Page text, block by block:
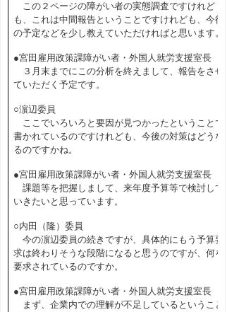
この２ページの障がい者の実態調査ですけれど
も、これは中間報告ということですけれども、今後
の予定などを少し教えていただければと思います。
●宮田雇用政策課障がい者・外国人就労支援室長
３月末までにこの分析を終えまして、報告をさせ
ていただく予定です。
○濵辺委員
ここでいろいろと要因が見つかったということで
書かれているのですけれども、今後の対策はどうな
るのですかね。
●宮田雇用政策課障がい者・外国人就労支援室長
課題等を把握しまして、来年度予算等で検討して
いきたいと思っています。
○内田（隆）委員
今の濵辺委員の続きですが、具体的にもう予算要
求は終わりそうな段階になると思うのですが、何を
要求されているのですか。
●宮田雇用政策課障がい者・外国人就労支援室長
まず、企業内での理解が不足しているということ